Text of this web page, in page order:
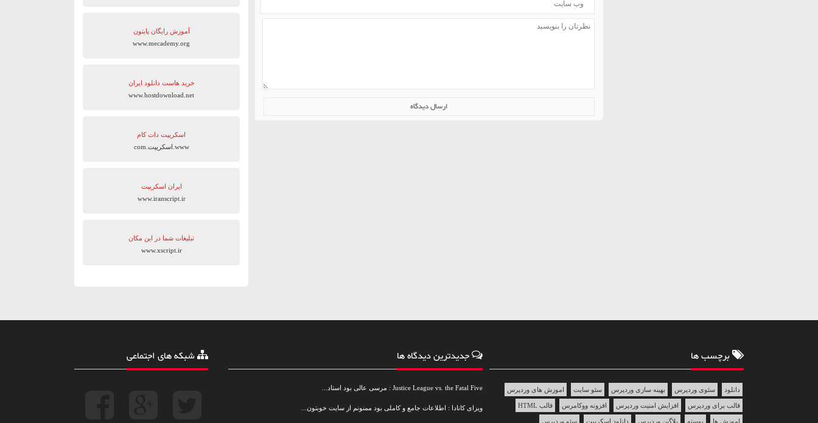
آموزش رایگان پایتون
www.mecademy.org
خرید هاست دانلود ایران
www.hostdownload.net
اسکریپت دات کام
www.اسکریپت.com
ایران اسکریپت
www.iranscript.ir
تبلیغات شما در این مکان
www.xscript.ir
شبکه های اجتماعی جدیدترین دیدگاه ها
Justice League vs. the Fatal Five : مرسی عالی بود استاد...
ویزای کانادا : اطلاعات جامع و کاملی بود ممنونم از سایت خوبتون...
برچسب ها
دانلود سئوی وردپرس بهینه سازی وردپرس سئو سایت اموزش های وردپرس
قالب برای وردپرس افزایش امنیت وردپرس افزونه ووکامرس قالب HTML
اموزش ها پوسته پلاگین وردپرس دانلود اسکریپت سئو وردپرس